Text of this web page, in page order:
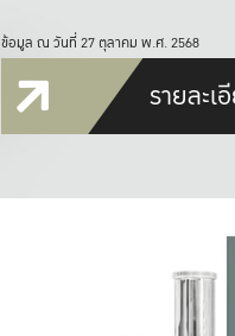
ข้อมูล ณ วันที่ 27 ตุลาคม พ.ศ. 2568
รายละเ